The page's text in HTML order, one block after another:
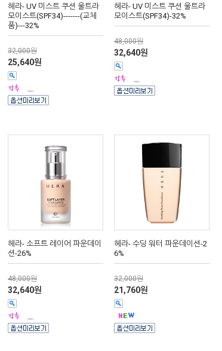
헤라- UV 미스트 쿠션 울트라
모이스트(SPF34)-------(교체
품)---32%
32,000원
25,640원
헤라- UV 미스트 쿠션 울트라
모이스트(SPF34)-32%
48,000원
32,640원
헤라- 소프트 레이어 파운데이
션-26%
48,000원
32,640원
헤라- 수딩 워터 파운데이션-2
6%
32,000원
21,760원